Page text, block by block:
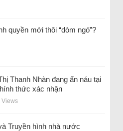
quyền mới thôi “dòm ngó”?
Thanh Nhàn đang ẩn náu tại
thức xác nhận
Views
Truyền hình nhà nước